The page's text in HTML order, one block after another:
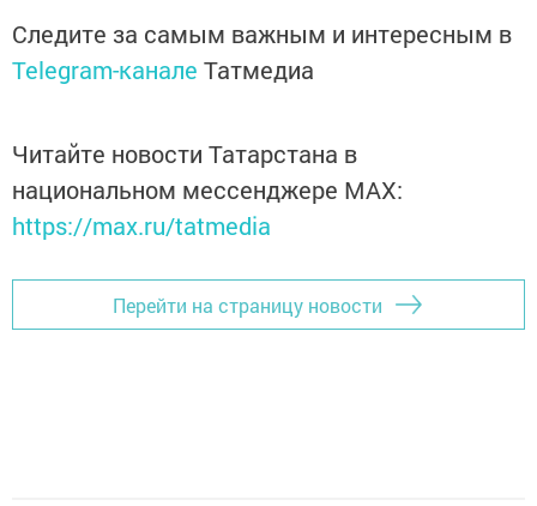
Следите за самым важным и интересным в
Telegram-канале Татмедиа
Читайте новости Татарстана в
национальном мессенджере MАХ:
https://max.ru/tatmedia
Перейти на страницу новости